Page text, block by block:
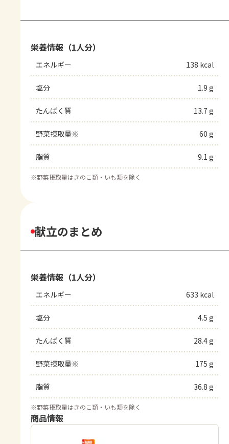
栄養情報（1人分）
エネルギー 138 kcal
塩分 1.9 g
たんぱく質 13.7 g
野菜摂取量※ 60 g
脂質 9.1 g
※野菜摂取量はきのこ類・いも類を除く
献立のまとめ
栄養情報（1人分）
エネルギー 633 kcal
塩分 4.5 g
たんぱく質 28.4 g
野菜摂取量※ 175 g
脂質 36.8 g
※野菜摂取量はきのこ類・いも類を除く
商品情報